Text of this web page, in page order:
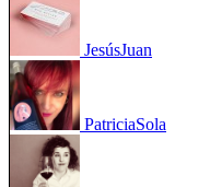
JesúsJuan
PatriciaSola